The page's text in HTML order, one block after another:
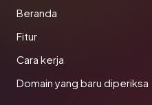
Beranda
Fitur
Cara kerja
Domain yang baru diperiksa